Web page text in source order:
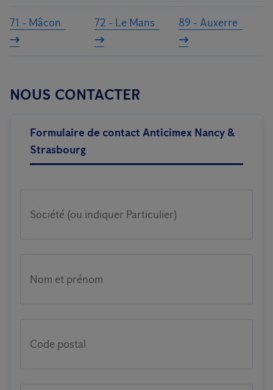
71 - Mâcon 72 - Le Mans 89 - Auxerre
NOUS CONTACTER
Formulaire de contact Anticimex Nancy &
Strasbourg
Société (ou indiquer Particulier)
Nom et prénom
Code postal